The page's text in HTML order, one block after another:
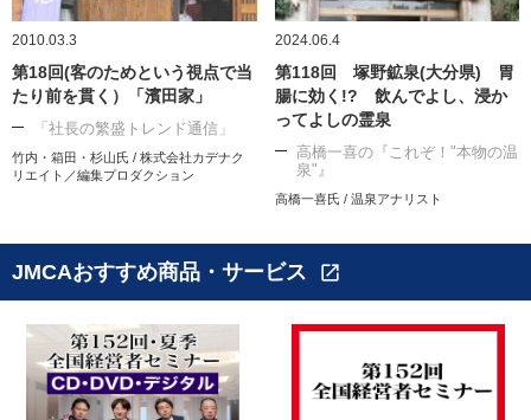
2010.03.3
第18回(客のためという視点で当
たり前を貫く）「濱田家」
「社長の繁盛トレンド通信」
竹内・箱田・杉山氏 / 株式会社カデナク
リエイト／編集プロダクション
2024.06.4
第118回 塚野鉱泉(大分県) 胃
腸に効く!? 飲んでよし、浸か
ってよしの霊泉
高橋一喜の『これぞ！"本物の温
泉"』
高橋一喜氏 / 温泉アナリスト
JMCAおすすめ商品・サービス open_in_new